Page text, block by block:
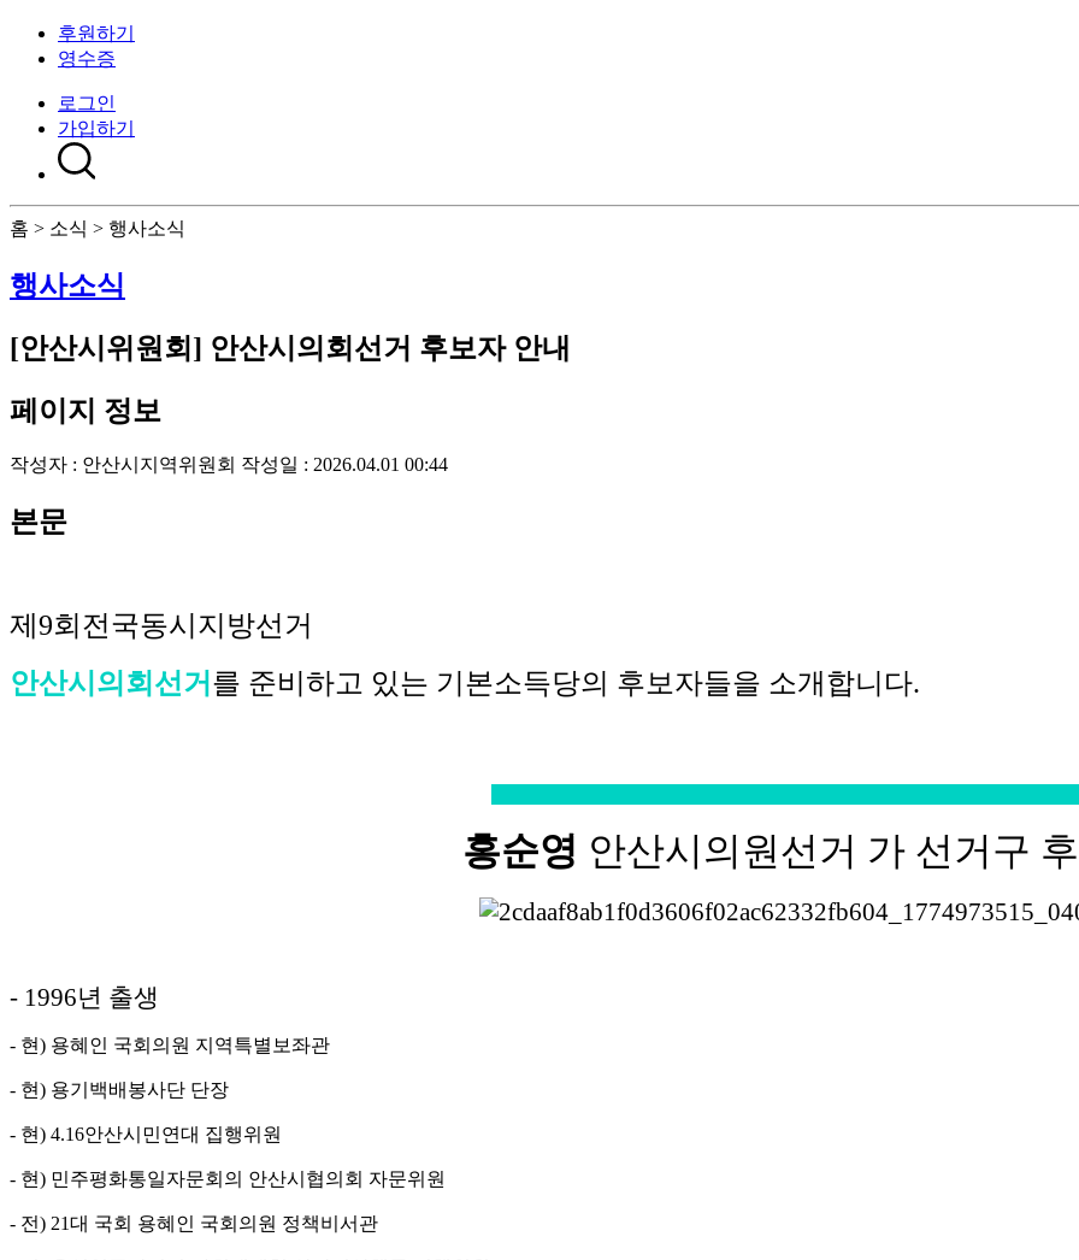
후원하기
영수증
로그인
가입하기
홈 > 소식 > 행사소식
행사소식
[안산시위원회] 안산시의회선거 후보자 안내
페이지 정보
작성자 : 안산시지역위원회 작성일 : 2026.04.01 00:44
본문
제9회전국동시지방선거
안산시의회선거 를 준비하고 있는 기본소득당의 후보자들을 소개합니다.
홍순영 안산시의원선거 가 선거구
- 1996년 출생
- 현) 용혜인 국회의원 지역특별보좌관
- 현) 용기백배봉사단 단장
- 현) 4.16안산시민연대 집행위원
- 현) 민주평화통일자문회의 안산시협의회 자문위원
- 전) 21대 국회 용혜인 국회의원 정책비서관